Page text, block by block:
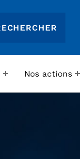
Nos actions